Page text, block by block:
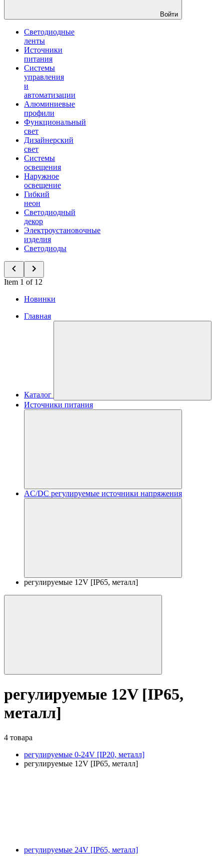
Войти
Светодиодные
ленты
Источники
питания
Системы
управления
и
автоматизации
Алюминиевые
профили
Функциональный
свет
Дизайнерский
свет
Системы
освещения
Наружное
освещение
Гибкий
неон
Светодиодный
декор
Электроустановочные
изделия
Светодиоды
Item 1 of 12
Новинки
Главная
Каталог
Источники питания
AC/DC регулируемые источники напряжения
регулируемые 12V [IP65, металл]
регулируемые 12V [IP65,
металл]
4 товара
регулируемые 0-24V [IP20, металл]
регулируемые 12V [IP65, металл]
регулируемые 24V [IP65, металл]